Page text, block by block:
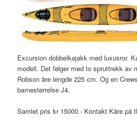
Excursion dobbelkajakk med luxusror.
modell. Det følger med to spruttrekk av
Robson åre lengde 225 cm. Og en
barnestørrelse J4.
Samlet pris kr 15000.- Kontakt Kåre på